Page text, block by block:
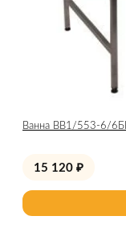
Ванна ВВ1/553-6/
15 120 ₽